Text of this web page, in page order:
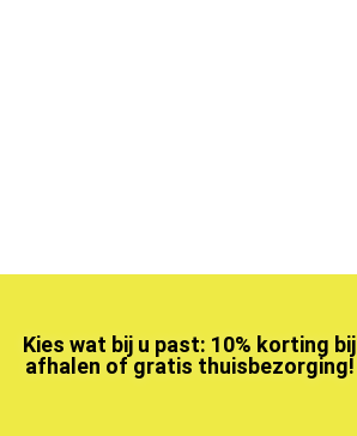
Kies wat bij u past: 10% korting bij
afhalen of gratis thuisbezorging!